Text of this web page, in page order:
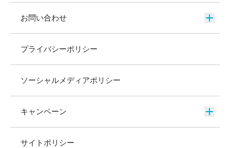
お問い合わせ
プライバシーポリシー
ソーシャルメディアポリシー
キャンペーン
サイトポリシー